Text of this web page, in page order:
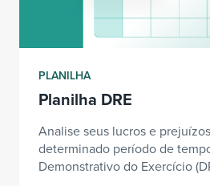
PLANILHA
Planilha DRE
Analise seus lucros e
determinado período de
Demonstrativo do Exercício